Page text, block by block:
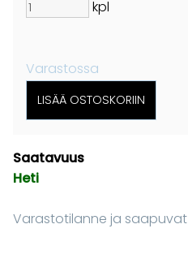
kpl
Varastossa
Saatavuus
Heti
Varastotilanne ja saapuvat